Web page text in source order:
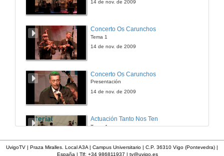
14 de nov. de 2009
Concerto Os Carunchos
Tema 1
14 de nov. de 2009
Concerto Os Carunchos
Presentación
14 de nov. de 2009
Actuación Tanto Nos Ten
Tema 4
UvigoTV | Praza Miralles. Local A3A | Campus Universitario | C.P. 36310 Vigo (Pontevedra) |
España | Tlf: +34 986811937 | tv@uvigo.es